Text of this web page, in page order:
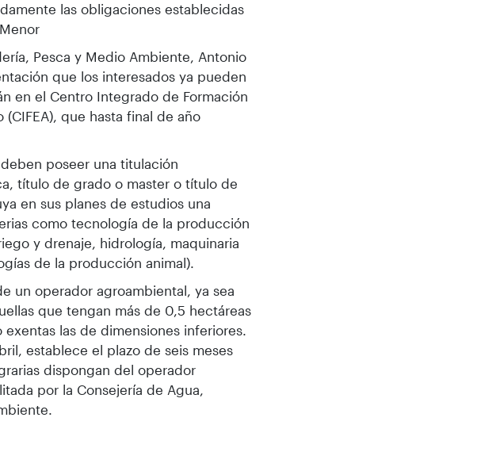
las obligaciones establecidas
Pesca y Medio Ambiente, Antonio
que los interesados ya pueden
en el Centro Integrado de Formación
que hasta final de año
poseer una titulación
título de grado o master o título de
en sus planes de estudios una
como tecnología de la producción
y drenaje, hidrología, maquinaria
de la producción animal).
un operador agroambiental, ya sea
que tengan más de 0,5 hectáreas
las de dimensiones inferiores.
establece el plazo de seis meses
dispongan del operador
por la Consejería de Agua,